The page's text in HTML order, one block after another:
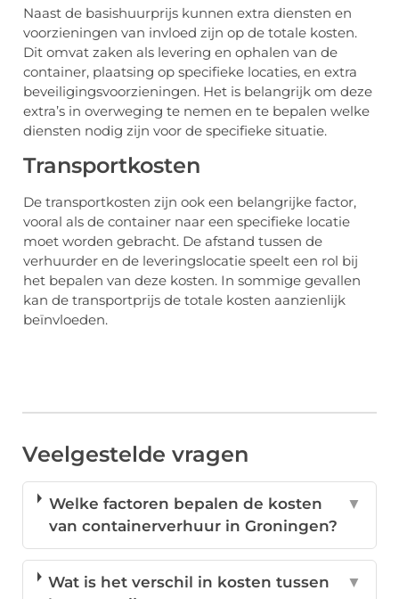
Naast de basishuurprijs kunnen extra diensten en
voorzieningen van invloed zijn op de totale kosten.
Dit omvat zaken als levering en ophalen van de
container, plaatsing op specifieke locaties, en extra
beveiligingsvoorzieningen. Het is belangrijk om deze
extra’s in overweging te nemen en te bepalen welke
diensten nodig zijn voor de specifieke situatie.
Transportkosten
De transportkosten zijn ook een belangrijke factor,
vooral als de container naar een specifieke locatie
moet worden gebracht. De afstand tussen de
verhuurder en de leveringslocatie speelt een rol bij
het bepalen van deze kosten. In sommige gevallen
kan de transportprijs de totale kosten aanzienlijk
beïnvloeden.
Veelgestelde vragen
Welke factoren bepalen de kosten
van containerverhuur in Groningen?
▼
Wat is het verschil in kosten tussen
▼